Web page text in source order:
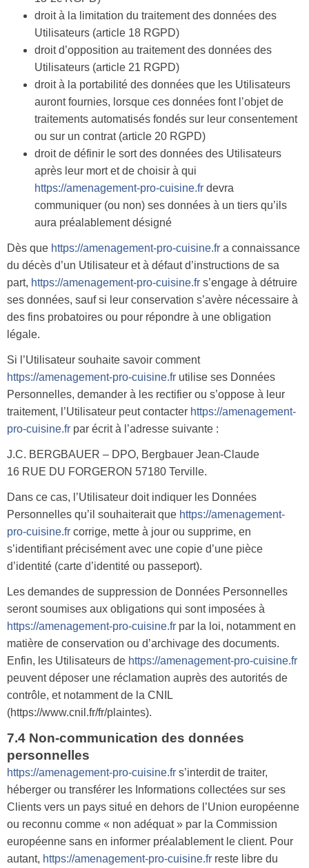
droit à la limitation du traitement des données des
Utilisateurs (article 18 RGPD)
droit d’opposition au traitement des données des
Utilisateurs (article 21 RGPD)
droit à la portabilité des données que les Utilisateurs
auront fournies, lorsque ces données font l’objet de
traitements automatisés fondés sur leur consentement
ou sur un contrat (article 20 RGPD)
droit de définir le sort des données des Utilisateurs
après leur mort et de choisir à qui
https://amenagement-pro-cuisine.fr devra
communiquer (ou non) ses données à un tiers qu’ils
aura préalablement désigné
Dès que https://amenagement-pro-cuisine.fr a connaissance
du décès d’un Utilisateur et à défaut d’instructions de sa
part, https://amenagement-pro-cuisine.fr s’engage à détruire
ses données, sauf si leur conservation s’avère nécessaire à
des fins probatoires ou pour répondre à une obligation
légale.
Si l’Utilisateur souhaite savoir comment
https://amenagement-pro-cuisine.fr utilise ses Données
Personnelles, demander à les rectifier ou s’oppose à leur
traitement, l’Utilisateur peut contacter https://amenagement-
pro-cuisine.fr par écrit à l’adresse suivante :
J.C. BERGBAUER – DPO, Bergbauer Jean-Claude
16 RUE DU FORGERON 57180 Terville.
Dans ce cas, l’Utilisateur doit indiquer les Données
Personnelles qu’il souhaiterait que https://amenagement-
pro-cuisine.fr corrige, mette à jour ou supprime, en
s’identifiant précisément avec une copie d’une pièce
d’identité (carte d’identité ou passeport).
Les demandes de suppression de Données Personnelles
seront soumises aux obligations qui sont imposées à
https://amenagement-pro-cuisine.fr par la loi, notamment en
matière de conservation ou d’archivage des documents.
Enfin, les Utilisateurs de https://amenagement-pro-cuisine.fr
peuvent déposer une réclamation auprès des autorités de
contrôle, et notamment de la CNIL
(https://www.cnil.fr/fr/plaintes).
7.4 Non-communication des données
personnelles
https://amenagement-pro-cuisine.fr s’interdit de traiter,
héberger ou transférer les Informations collectées sur ses
Clients vers un pays situé en dehors de l’Union européenne
ou reconnu comme « non adéquat » par la Commission
européenne sans en informer préalablement le client. Pour
autant, https://amenagement-pro-cuisine.fr reste libre du